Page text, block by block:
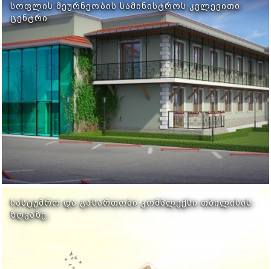
ᲡᲝᲤᲚᲘᲡ ᲛᲔᲣᲠᲜᲔᲝᲑᲘᲡ ᲡᲐᲛᲘᲜᲘᲡᲢᲠᲝᲡ ᲙᲕᲚᲔᲕᲘᲗᲘ
ᲪᲔᲜᲢᲠᲘ
ᲡᲐᲡᲢᲣᲛᲠᲝ ᲓᲐ ᲒᲐᲡᲐᲠᲗᲝᲑᲘ ᲙᲝᲛᲞᲚᲔᲥᲡᲘ ᲗᲑᲘᲚᲘᲡᲘᲡ
ᲖᲦᲕᲐᲖᲔ